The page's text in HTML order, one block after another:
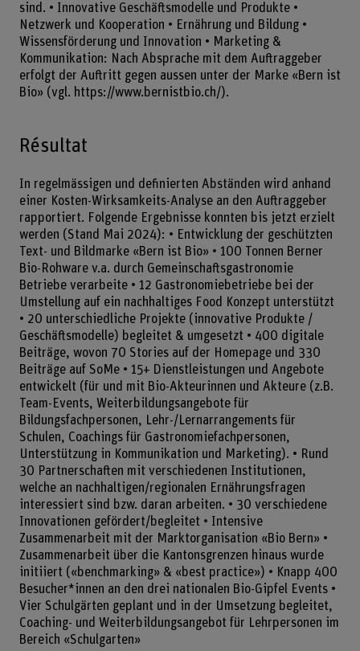
sind. • Innovative Geschäftsmodelle und Produkte •
Netzwerk und Kooperation • Ernährung und Bildung •
Wissensförderung und Innovation • Marketing &
Kommunikation: Nach Absprache mit dem Auftraggeber
erfolgt der Auftritt gegen aussen unter der Marke «Bern ist
Bio» (vgl. https://www.bernistbio.ch/).
Résultat
In regelmässigen und definierten Abständen wird anhand
einer Kosten-Wirksamkeits-Analyse an den Auftraggeber
rapportiert. Folgende Ergebnisse konnten bis jetzt erzielt
werden (Stand Mai 2024): • Entwicklung der geschützten
Text- und Bildmarke «Bern ist Bio» • 100 Tonnen Berner
Bio-Rohware v.a. durch Gemeinschaftsgastronomie
Betriebe verarbeite • 12 Gastronomiebetriebe bei der
Umstellung auf ein nachhaltiges Food Konzept unterstützt
• 20 unterschiedliche Projekte (innovative Produkte /
Geschäftsmodelle) begleitet & umgesetzt • 400 digitale
Beiträge, wovon 70 Stories auf der Homepage und 330
Beiträge auf SoMe • 15+ Dienstleistungen und Angebote
entwickelt (für und mit Bio-Akteurinnen und Akteure (z.B.
Team-Events, Weiterbildungsangebote für
Bildungsfachpersonen, Lehr-/Lernarrangements für
Schulen, Coachings für Gastronomiefachpersonen,
Unterstützung in Kommunikation und Marketing). • Rund
30 Partnerschaften mit verschiedenen Institutionen,
welche an nachhaltigen/regionalen Ernährungsfragen
interessiert sind bzw. daran arbeiten. • 30 verschiedene
Innovationen gefördert/begleitet • Intensive
Zusammenarbeit mit der Marktorganisation «Bio Bern» •
Zusammenarbeit über die Kantonsgrenzen hinaus wurde
initiiert («benchmarking» & «best practice») • Knapp 400
Besucher*innen an den drei nationalen Bio-Gipfel Events •
Vier Schulgärten geplant und in der Umsetzung begleitet,
Coaching- und Weiterbildungsangebot für Lehrpersonen im
Bereich «Schulgarten»